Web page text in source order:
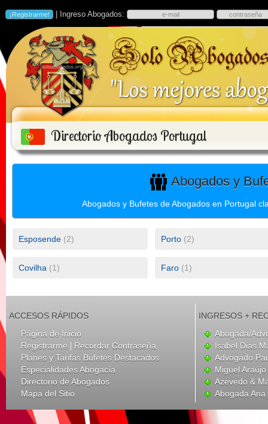
| Ingreso Abogados:
Directorio Abogados Portugal
Abogados y
Abogados y Bufetes de Abogados en Portugal
Esposende (2) Porto (2)
Covilha (1) Faro (1)
ACCESOS RÁPIDOS
Página de Inicio
Registrarme | Recordar Contraseña
Planes y Tarifas Bufetes Destacados
Especialidades Abogacía
Directorio de Abogados
Mapa del Sitio
INGRESOS +
Abogada/
Isabel Dias
Advogado
Miguel Araújo
Azevedo &
Abogada